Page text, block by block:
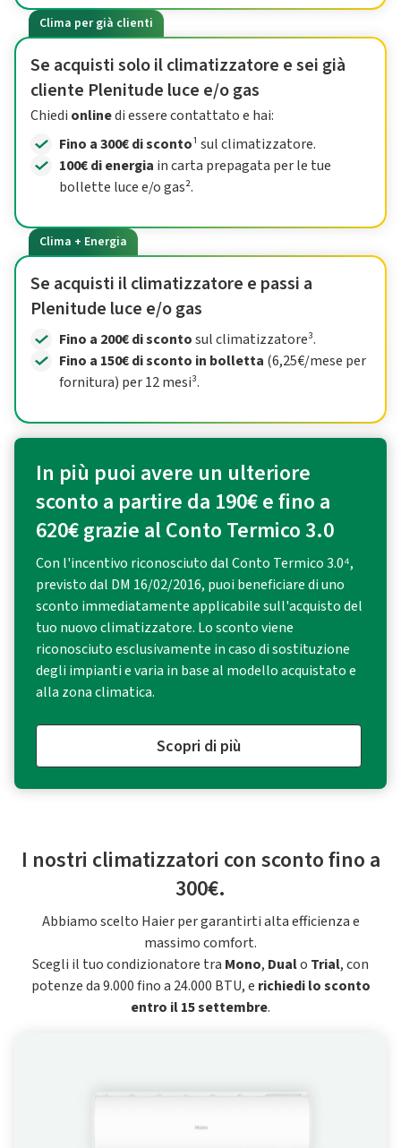
Clima per già clienti
Se acquisti solo il climatizzatore e sei già
cliente Plenitude luce e/o gas
Chiedi onlinedi essere contattato e hai:
Fino a 300€ di sconto¹ sul climatizzatore.
100€ di energia in carta prepagata per le tue
bollette luce e/o gas².
Clima + Energia
Se acquisti il climatizzatore e passi a
Plenitude luce e/o gas
Fino a 200€ di scontosul climatizzatore³.
Fino a 150€ di sconto in bolletta (6,25€/mese per
fornitura) per 12 mesi³.
In più puoi avere un ulteriore
sconto a partire da 190€ e fino a
620€ grazie al Conto Termico 3.0
Con l'incentivo riconosciuto dal Conto Termico 3.0⁴,
previsto dal DM 16/02/2016, puoi beneficiare di uno
sconto immediatamente applicabile sull'acquisto del
tuo nuovo climatizzatore. Lo sconto viene
riconosciuto esclusivamente in caso di sostituzione
degli impianti e varia in base al modello acquistato e
alla zona climatica.
Scopri di più
I nostri climatizzatori con sconto fino a
300€.
Abbiamo scelto Haier per garantirti alta efficienza e
massimo comfort.
Scegli il tuo condizionatore tra Mono, Dualo Trial, con
potenze da 9.000 fino a 24.000 BTU, e richiedi lo sconto
entro il 15 settembre.